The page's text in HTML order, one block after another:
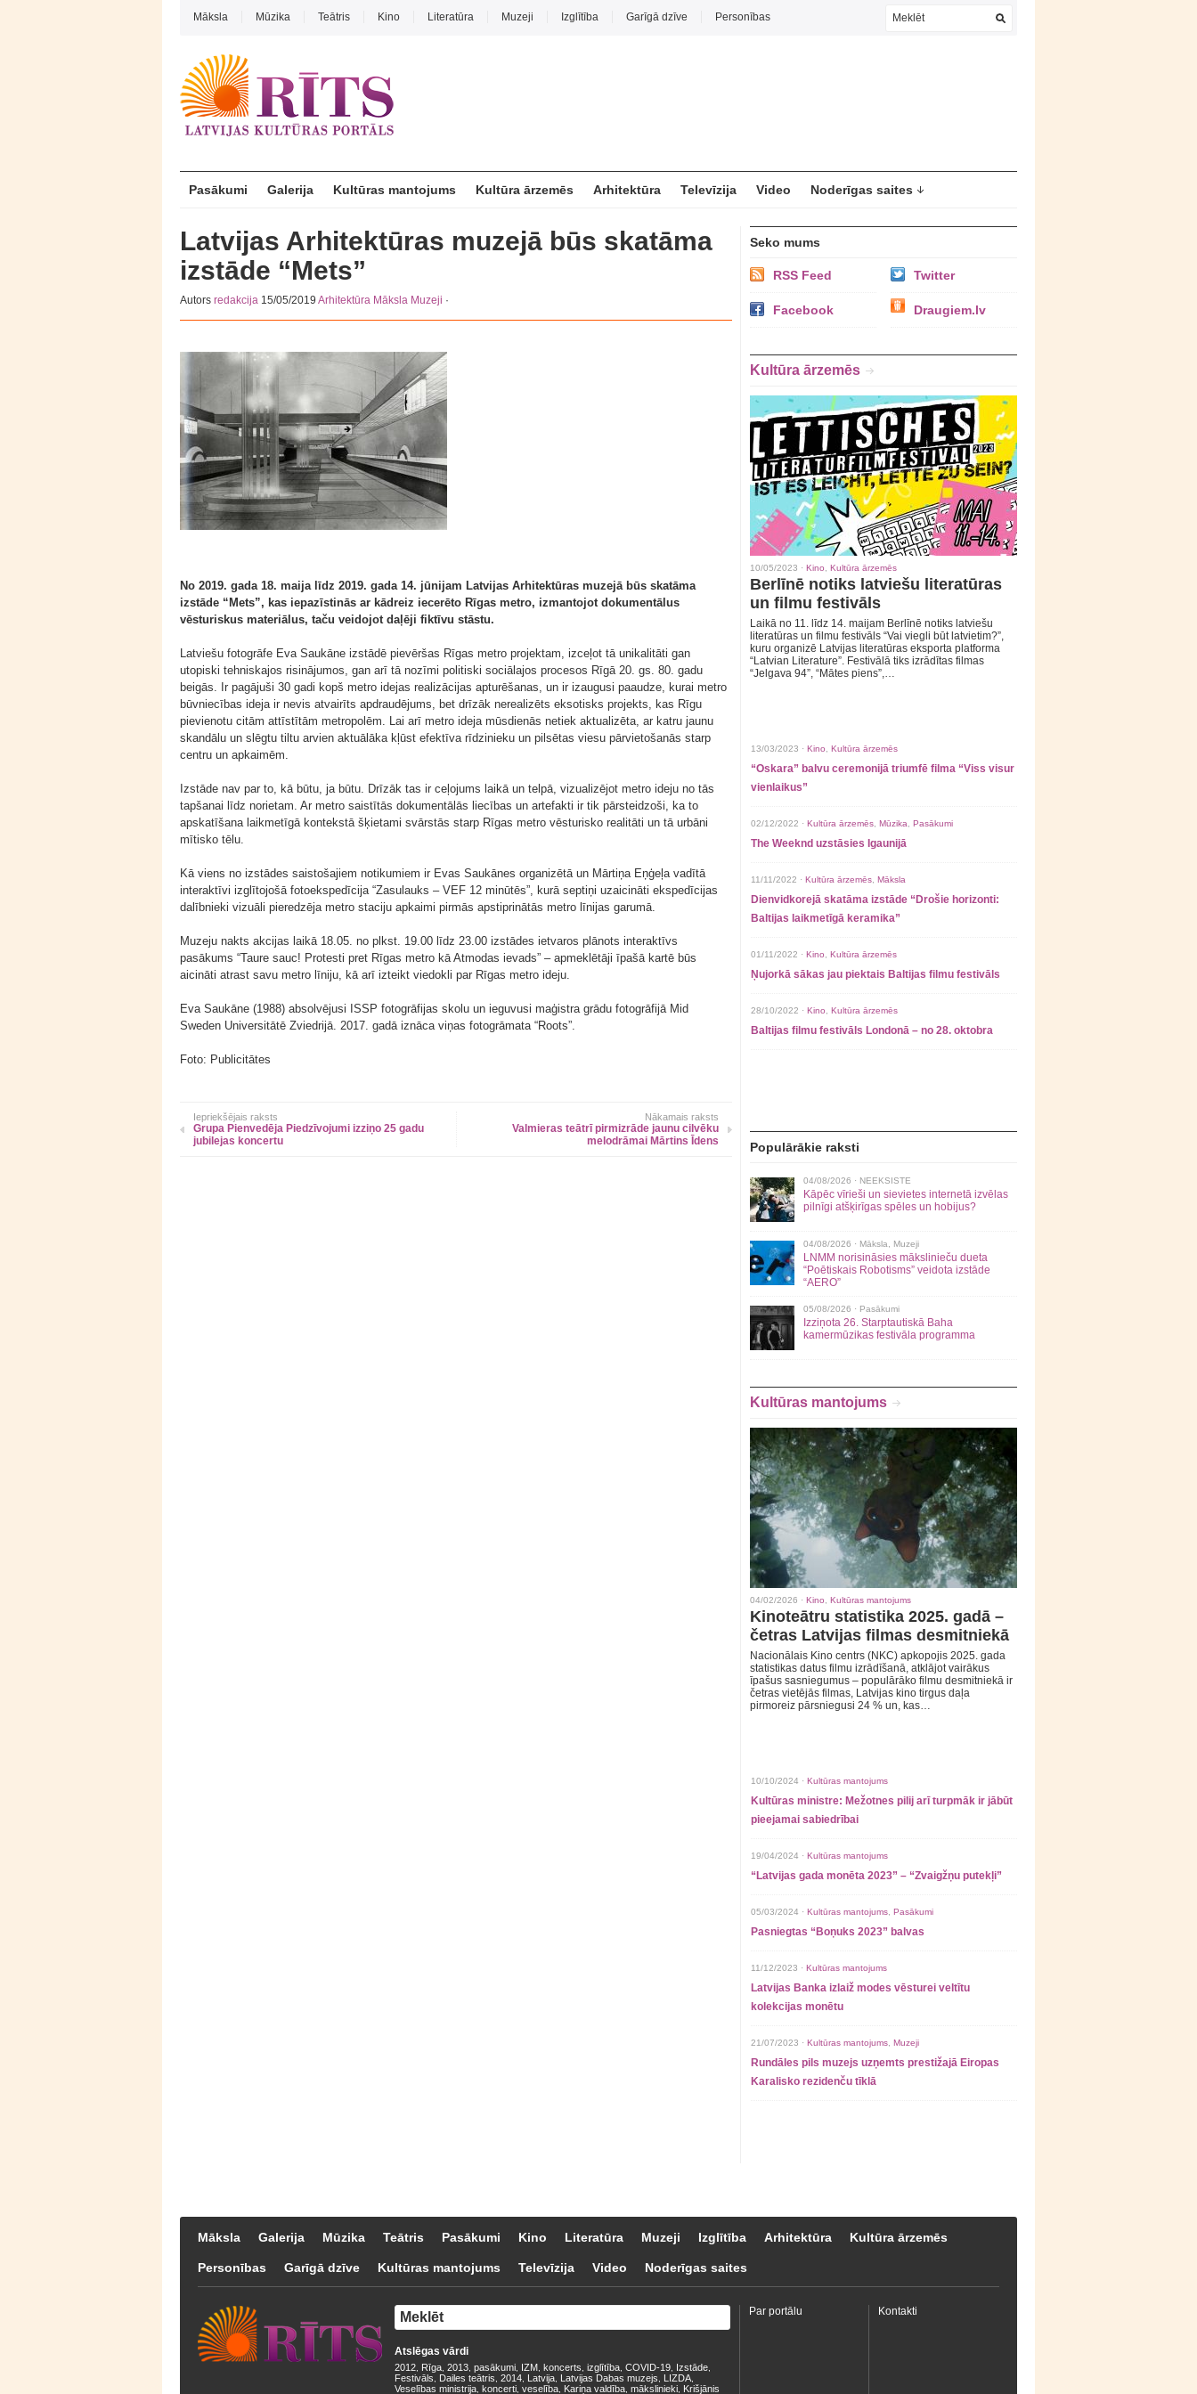
Māksla Mūzika Teātris Kino Literatūra Muzeji Izglītība Garīgā dzīve Personības
Pasākumi Galerija Kultūras mantojums Kultūra ārzemēs Arhitektūra Televīzija Video Noderīgas saites
Latvijas Arhitektūras muzejā būs skatāma
izstāde “Mets”
Autors redakcija 15/05/2019 Arhitektūra Māksla Muzeji ·
No 2019. gada 18. maija līdz 2019. gada 14. jūnijam Latvijas Arhitektūras muzejā būs skatāma
izstāde “Mets”, kas iepazīstinās ar kādreiz iecerēto Rīgas metro, izmantojot dokumentālus
vēsturiskus materiālus, taču veidojot daļēji fiktīvu stāstu.
Latviešu fotogrāfe Eva Saukāne izstādē pievēršas Rīgas metro projektam, izceļot tā unikalitāti gan
utopiski tehniskajos risinājumos, gan arī tā nozīmi politiski sociālajos procesos Rīgā 20. gs. 80. gadu
beigās. Ir pagājuši 30 gadi kopš metro idejas realizācijas apturēšanas, un ir izaugusi paaudze, kurai metro
būvniecības ideja ir nevis atvairīts apdraudējums, bet drīzāk nerealizēts eksotisks projekts, kas Rīgu
pievienotu citām attīstītām metropolēm. Lai arī metro ideja mūsdienās netiek aktualizēta, ar katru jaunu
skandālu un slēgtu tiltu arvien aktuālāka kļūst efektīva rīdzinieku un pilsētas viesu pārvietošanās starp
centru un apkaimēm.
Izstāde nav par to, kā būtu, ja būtu. Drīzāk tas ir ceļojums laikā un telpā, vizualizējot metro ideju no tās
tapšanai līdz norietam. Ar metro saistītās dokumentālās liecības un artefakti ir tik pārsteidzoši, ka to
apskatīšana laikmetīgā kontekstā šķietami svārstās starp Rīgas metro vēsturisko realitāti un tā urbāni
mītisko tēlu.
Kā viens no izstādes saistošajiem notikumiem ir Evas Saukānes organizētā un Mārtiņa Eņģeļa vadītā
interaktīvi izglītojošā fotoekspedīcija “Zasulauks – VEF 12 minūtēs”, kurā septiņi uzaicināti ekspedīcijas
dalībnieki vizuāli pieredzēja metro staciju apkaimi pirmās apstiprinātās metro līnijas garumā.
Muzeju nakts akcijas laikā 18.05. no plkst. 19.00 līdz 23.00 izstādes ietvaros plānots interaktīvs
pasākums “Taure sauc! Protesti pret Rīgas metro kā Atmodas ievads” – apmeklētāji īpašā kartē būs
aicināti atrast savu metro līniju, kā arī izteikt viedokli par Rīgas metro ideju.
Eva Saukāne (1988) absolvējusi ISSP fotogrāfijas skolu un ieguvusi maģistra grādu fotogrāfijā Mid
Sweden Universitātē Zviedrijā. 2017. gadā iznāca viņas fotogrāmata “Roots”.
Foto: Publicitātes
Iepriekšējais raksts
Grupa Pienvedēja Piedzīvojumi izziņo 25 gadu
jubilejas koncertu
Nākamais raksts
Valmieras teātrī pirmizrāde jaunu cilvēku
melodrāmai Mārtins Īdens
Seko mums
RSS Feed Twitter
Facebook Draugiem.lv
Kultūra ārzemēs
10/05/2023 · Kino Kultūra ārzemēs
Berlīnē notiks latviešu literatūras
un filmu festivāls
Laikā no 11. līdz 14. maijam Berlīnē notiks latviešu
literatūras un filmu festivāls “Vai viegli būt latvietim?”,
kuru organizē Latvijas literatūras eksporta platforma
“Latvian Literature”. Festivālā tiks izrādītas filmas
“Jelgava 94”, “Mātes piens”,…
13/03/2023 · Kino Kultūra ārzemēs
“Oskara” balvu ceremonijā triumfē filma “Viss visur
vienlaikus”
02/12/2022 · Kultūra ārzemēs Mūzika Pasākumi
The Weeknd uzstāsies Igaunijā
11/11/2022 · Kultūra ārzemēs Māksla
Dienvidkorejā skatāma izstāde “Drošie horizonti:
Baltijas laikmetīgā keramika”
01/11/2022 · Kino Kultūra ārzemēs
Ņujorkā sākas jau piektais Baltijas filmu festivāls
28/10/2022 · Kino Kultūra ārzemēs
Baltijas filmu festivāls Londonā – no 28. oktobra
Populārākie raksti
04/08/2026 · NEEKSISTE
Kāpēc vīrieši un sievietes internetā izvēlas
pilnīgi atšķirīgas spēles un hobijus?
04/08/2026 · Māksla Muzeji
LNMM norisināsies mākslinieču dueta
“Poētiskais Robotisms” veidota izstāde
“AERO”
05/08/2026 · Pasākumi
Izziņota 26. Starptautiskā Baha
kamermūzikas festivāla programma
Kultūras mantojums
04/02/2026 · Kino Kultūras mantojums
Kinoteātru statistika 2025. gadā –
četras Latvijas filmas desmitniekā
Nacionālais Kino centrs (NKC) apkopojis 2025. gada
statistikas datus filmu izrādīšanā, atklājot vairākus
īpašus sasniegumus – populārāko filmu desmitniekā ir
četras vietējās filmas, Latvijas kino tirgus daļa
pirmoreiz pārsniegusi 24 % un, kas…
10/10/2024 · Kultūras mantojums
Kultūras ministre: Mežotnes pilij arī turpmāk ir jābūt
pieejamai sabiedrībai
19/04/2024 · Kultūras mantojums
“Latvijas gada monēta 2023” – “Zvaigžņu putekļi”
05/03/2024 · Kultūras mantojums Pasākumi
Pasniegtas “Boņuks 2023” balvas
11/12/2023 · Kultūras mantojums
Latvijas Banka izlaiž modes vēsturei veltītu
kolekcijas monētu
21/07/2023 · Kultūras mantojums Muzeji
Rundāles pils muzejs uzņemts prestižajā Eiropas
Karalisko rezidenču tīklā
Māksla Galerija Mūzika Teātris Pasākumi Kino Literatūra Muzeji Izglītība Arhitektūra Kultūra ārzemēs
Personības Garīgā dzīve Kultūras mantojums Televīzija Video Noderīgas saites
Atslēgas vārdi
2012 Rīga 2013 pasākumi IZM koncerts izglītība COVID-19 Izstāde
Festivāls Dailes teātris 2014 Latvija Latvijas Dabas muzejs LIZDA
Veselības ministrija koncerti veselība Kariņa valdība mākslinieki Krišjānis
Par portālu Kontakti